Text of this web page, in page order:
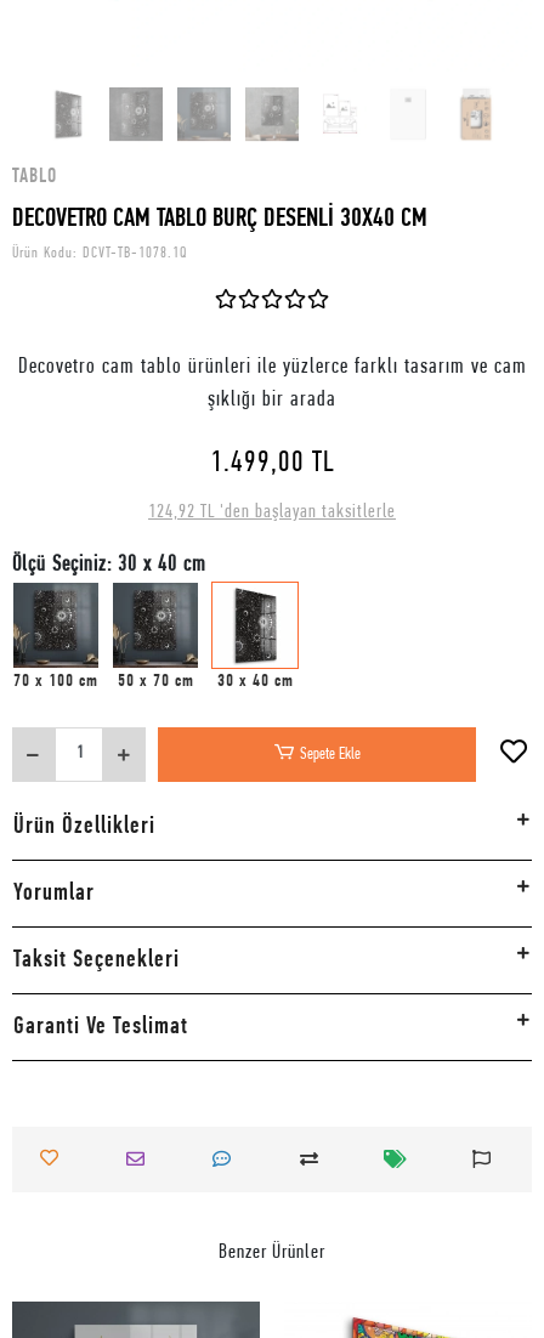
TABLO
DECOVETRO CAM TABLO BURÇ DESENLİ 30X40 CM
Ürün Kodu: DCVT-TB-1078.1Q
Decovetro cam tablo ürünleri ile yüzlerce farklı tasarım ve cam
şıklığı bir arada
1.499,00 TL
124,92 TL 'den başlayan taksitlerle
Ölçü Seçiniz: 30 x 40 cm
70 x 100 cm 50 x 70 cm 30 x 40 cm
Sepete Ekle
Ürün Özellikleri
Yorumlar
Taksit Seçenekleri
Garanti Ve Teslimat
Benzer Ürünler